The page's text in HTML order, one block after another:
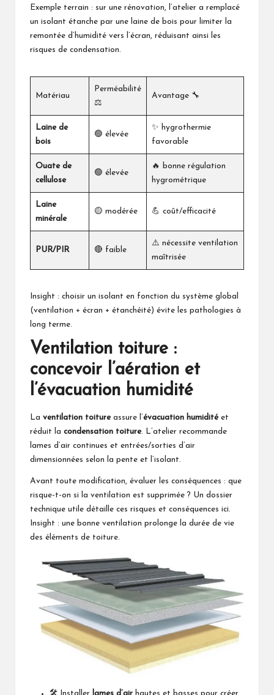
Exemple terrain : sur une rénovation, l’atelier a remplacé
un isolant étanche par une laine de bois pour limiter la
remontée d’humidité vers l’écran, réduisant ainsi les
risques de condensation.
Matériau
Perméabilité
⚖️
Avantage 🔧
Laine de
bois
🟢 élevée
✨ hygrothermie
favorable
Ouate de
cellulose
🟢 élevée
🔥 bonne régulation
hygrométrique
Laine
minérale
🟡 modérée 💪 coût/efficacité
PUR/PIR 🔴 faible
⚠️ nécessite ventilation
maîtrisée
Insight : choisir un isolant en fonction du système global
(ventilation + écran + étanchéité) évite les pathologies à
long terme.
Ventilation toiture :
concevoir l’aération et
l’évacuation humidité
La ventilation toitureassure l’évacuation humiditéet
réduit la condensation toiture. L’atelier recommande
lames d’air continues et entrées/sorties d’air
dimensionnées selon la pente et l’isolant.
Avant toute modification, évaluer les conséquences : que
risque-t-on si la ventilation est supprimée ? Un dossier
technique utile détaille ces risques et conséquences ici.
Insight : une bonne ventilation prolonge la durée de vie
des éléments de toiture.
🛠️ Installer lames d’air hautes et basses pour créer